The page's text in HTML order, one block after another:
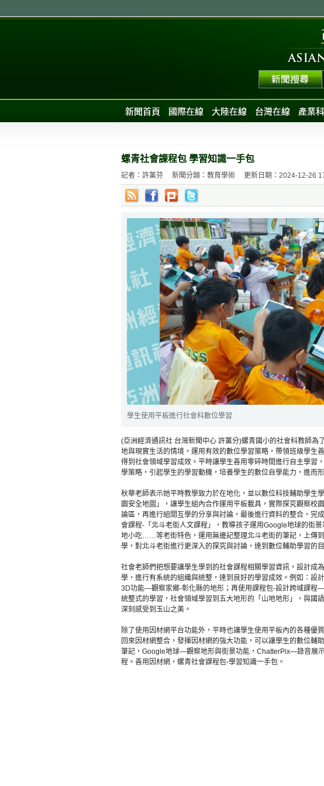
新聞首頁
國際在線 大陸在線 台灣在線 產業
螺青社會課程包 學習知識一手包
記者：許薰芬 新聞分類：教育學術 更新日期：2024-12-26
學生使用平板進行社會科數位學習
(亞洲經濟通訊社 台灣新聞中心 許薰分)螺青國小的社會科教師為
地與現實生活的情境，運用有效的數位學習策略，帶領班級學生
得到社會領域學習成效。平時讓學生善用零碎時間進行自主學習
學策略，引起學生的學習動機，培養學生的數位自學能力，進而
秋華老師表示她平時教學致力於在地化，並以數位科技輔助學
園安全地圖」，讓學生組內合作運用平板載具，實際探究觀察校
論區，再進行組間互學的分享與討論，最後進行資料的整合，完
會課程-「北斗老街人文課程」，教導孩子運用Google地球的街
地小吃……等老街特色，運用無邊記整理北斗老街的筆記，上傳
學，對北斗老街進行更深入的探究與討論，達到數位輔助學習的目
社會老師們把想要讓學生學到的社會課程相關學習資訊，設計成
學，進行有系統的組織與統整，達到良好的學習成效。例如：設
3D功能—觀察家鄉-彰化縣的地形；再使用課程包-設計跨域課程
統整式的學習，社會領域學習到五大地形的「山地地形」，與國
深刻感受到玉山之美。
除了使用因材網平台功能外，平時也讓學生使用平板內的各種優
回來因材網整合，發揮因材網的強大功能，可以讓學生的數位
筆記，Google地球—觀察地形與街景功能，ChatterPix—錄音展
程。善用因材網，螺青社會課程包-學習知識一手包。